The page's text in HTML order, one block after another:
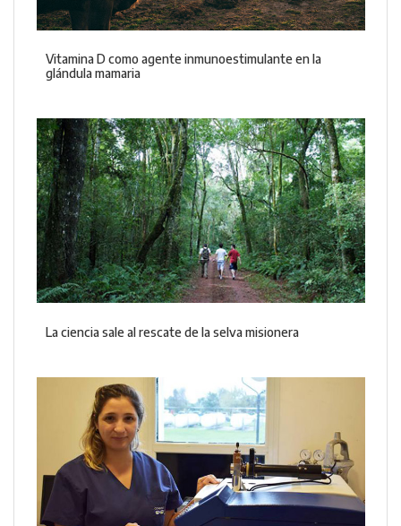
Vitamina D como agente inmunoestimulante en la
glándula mamaria
La ciencia sale al rescate de la selva misionera